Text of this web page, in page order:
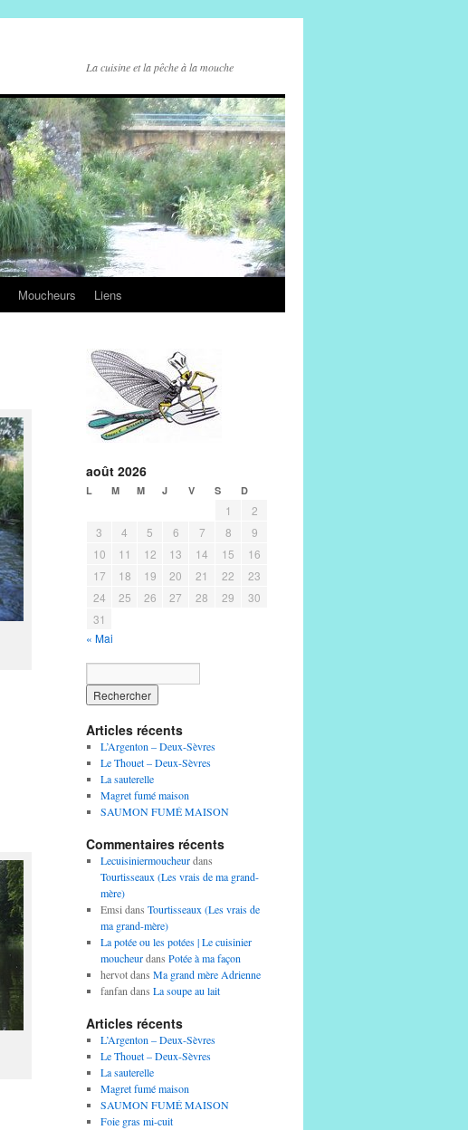
La cuisine et la pêche à la mouche
Moucheurs Liens
août 2026
L M M J V S D
1
2
3
4 5 6 7 8
9
10
11 12 13 14 15
16
17
18 19 20 21 22
23
24
25 26 27 28 29
30
31
« Mai
Articles récents
L’Argenton – Deux-Sèvres
Le Thouet – Deux-Sèvres
La sauterelle
Magret fumé maison
SAUMON FUMÉ MAISON
Commentaires récents
Lecuisiniermoucheurdans
Tourtisseaux (Les vrais de ma grand-
mère)
Emsi dans Tourtisseaux (Les vrais de
ma grand-mère)
La potée ou les potées | Le cuisinier
moucheurdans Potée à ma façon
hervotdans Ma grand mère Adrienne
fanfan dans La soupe au lait
Articles récents
L’Argenton – Deux-Sèvres
Le Thouet – Deux-Sèvres
La sauterelle
Magret fumé maison
SAUMON FUMÉ MAISON
Foie gras mi-cuit